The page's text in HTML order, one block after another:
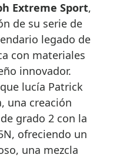
Extreme Sport,
de su serie de
legado de
con materiales
innovador.
lucía Patrick
una creación
grado 2 con la
ofreciendo un
una mezcla